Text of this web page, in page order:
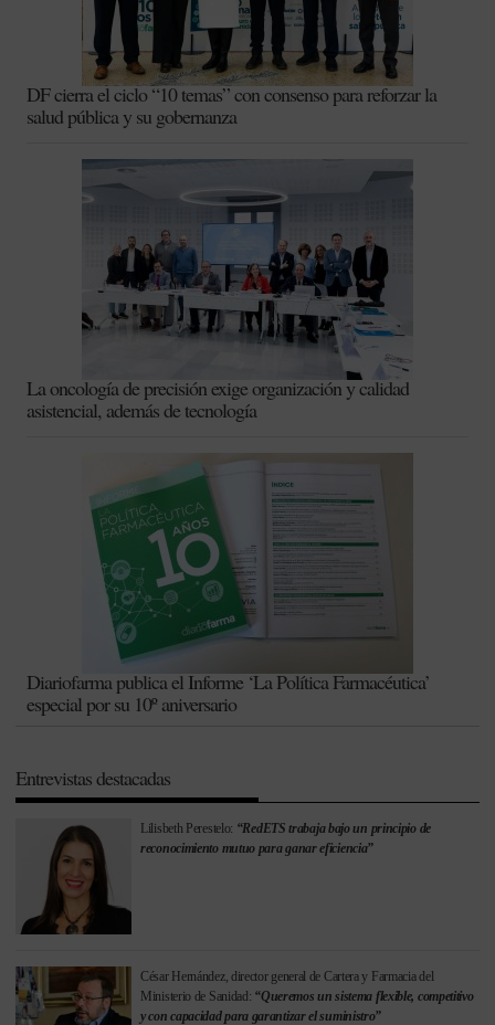
DF cierra el ciclo “10 temas” con consenso para reforzar la
salud pública y su gobernanza
La oncología de precisión exige organización y calidad
asistencial, además de tecnología
Diariofarma publica el Informe ‘La Política Farmacéutica’
especial por su 10º aniversario
Entrevistas destacadas
Lilisbeth Perestelo: “RedETS trabaja bajo un principio de
reconocimiento mutuo para ganar eficiencia”
César Hernández, director general de Cartera y Farmacia del
Ministerio de Sanidad: “Queremos un sistema flexible, competitivo
y con capacidad para garantizar el suministro”